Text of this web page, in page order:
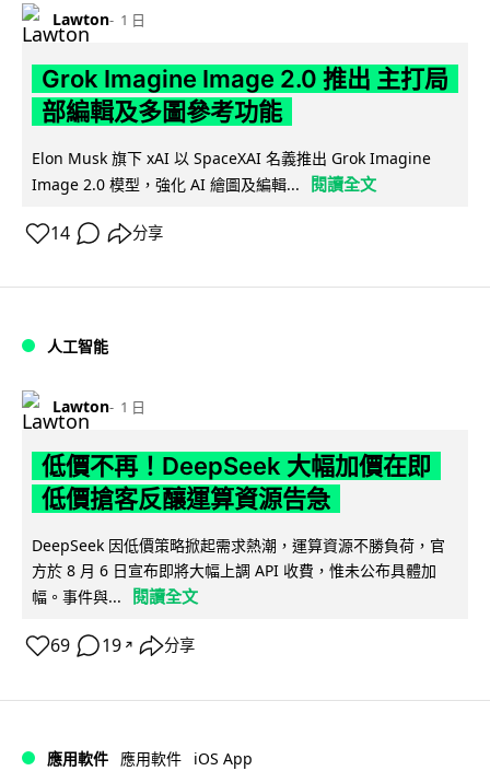
Lawton 1 日
Grok Imagine Image 2.0 推出 主打局
部編輯及多圖參考功能
Elon Musk 旗下 xAI 以 SpaceXAI 名義推出 Grok Imagine
Image 2.0 模型，強化 AI 繪圖及編輯...
閱讀全文
14 分享
人工智能
Lawton 1 日
低價不再！DeepSeek 大幅加價在即
低價搶客反釀運算資源告急
DeepSeek 因低價策略掀起需求熱潮，運算資源不勝負荷，官
方於 8 月 6 日宣布即將大幅上調 API 收費，惟未公布具體加
幅。事件與...
閱讀全文
69 19 ↗ 分享
應用軟件 應用軟件 iOS App